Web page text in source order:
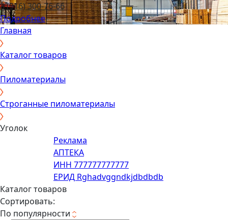
8 (916) 300-76-66
Подробнее
Главная
Каталог товаров
Пиломатериалы
Строганные пиломатериалы
Уголок
ИНН 777777777777
ЕРИД Rghadvggndkjdbdbdb
Каталог товаров
Сортировать:
По популярности